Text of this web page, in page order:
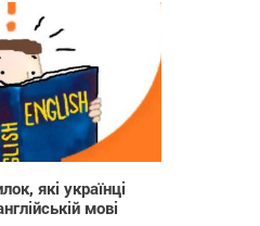
3 005
які українці
мові